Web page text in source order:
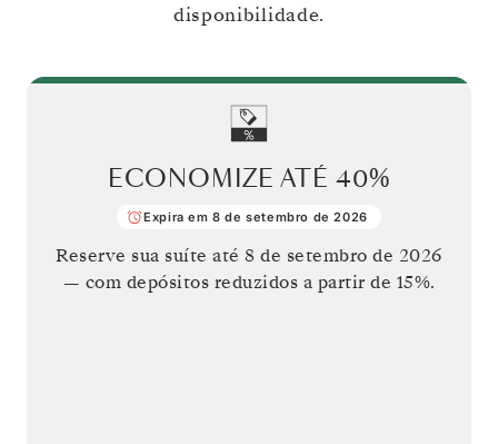
disponibilidade.
ECONOMIZE ATÉ 40%
Expira em 8 de setembro de 2026
Reserve sua suíte até8 de setembro de 2026
— com depósitos reduzidos a partir de 15%.